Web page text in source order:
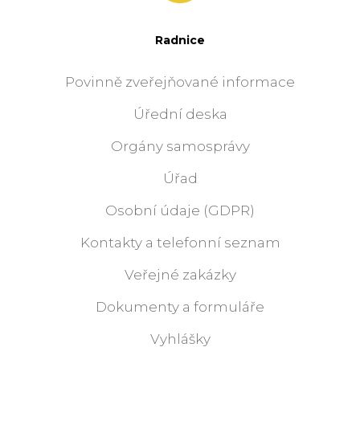
Radnice
Povinně zveřejňované informace
Úřední deska
Orgány samosprávy
Úřad
Osobní údaje (GDPR)
Kontakty a telefonní seznam
Veřejné zakázky
Dokumenty a formuláře
Vyhlášky